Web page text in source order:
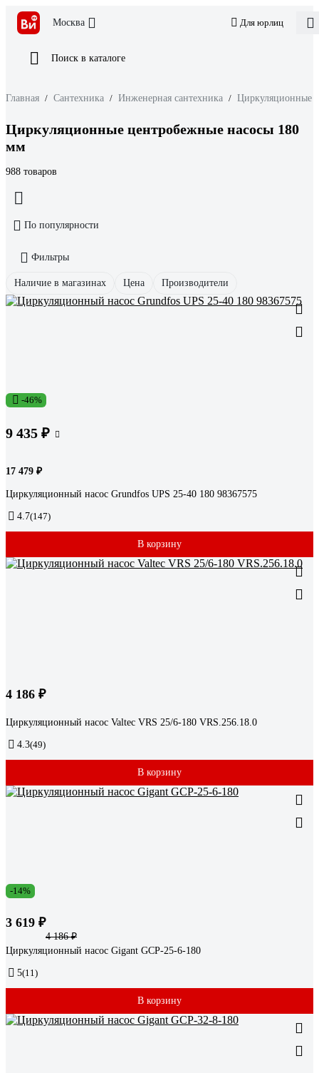
Москва Для юрлиц
Поиск в каталоге
Главная / Сантехника / Инженерная сантехника / Циркуляционные
Циркуляционные центробежные насосы 180
мм
988 товаров
По популярности
Фильтры
Наличие в магазинах Цена Производители
-46%
9 435 ₽
17 479 ₽
Циркуляционный насос Grundfos UPS 25-40 180 98367575
4.7(147)
В корзину
4 186 ₽
Циркуляционный насос Valtec VRS 25/6-180 VRS.256.18.0
4.3(49)
В корзину
-14%
3 619 ₽
4 186 ₽
Циркуляционный насос Gigant GСP-25-6-180
5(11)
В корзину